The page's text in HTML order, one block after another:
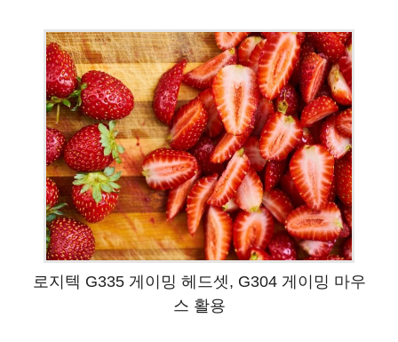
로지텍 G335 게이밍 헤드셋, G304 게이밍 마우
스 활용